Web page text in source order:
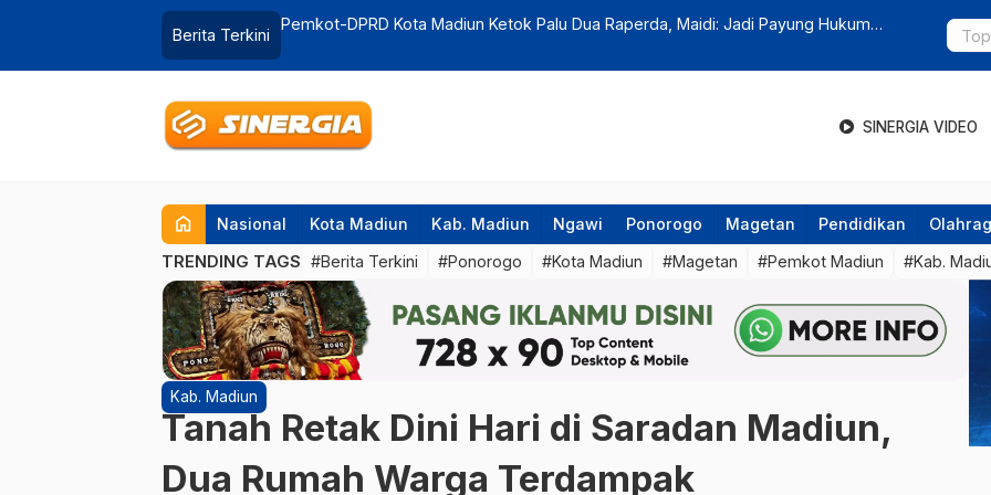
Berita Terkini
Jalan Surabaya-Pacitan di Slahung Ditutup Total Selama Pembersihan Longsor
SINERGIA VIDEO
home Nasional Kota Madiun Kab. Madiun Ngawi Ponorogo Magetan Pendidikan
TRENDING TAGS #Berita Terkini #Ponorogo #Kota Madiun #Magetan #Pemkot Madiun #Kab.
Kab. Madiun
Tanah Retak Dini Hari di Saradan Madiun,
Dua Rumah Warga Terdampak